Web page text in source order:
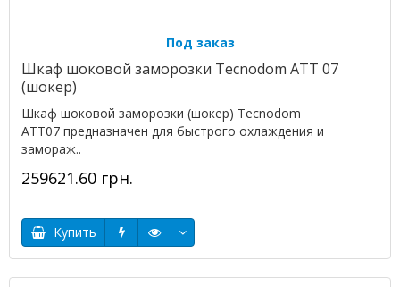
Под заказ
Шкаф шоковой заморозки Tecnodom ATT 07
(шокер)
Шкаф шоковой заморозки (шокер) Tecnodom
ATT07 предназначен для быстрого охлаждения и
замораж..
259621.60 грн.
Купить